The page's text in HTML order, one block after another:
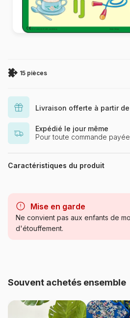
15 pièces
Livraison offerte à partir
Expédié le jour même
Pour toute commande payée
Caractéristiques du produit
Catégorie
Référence
Mise en garde
Ne convient pas aux enfants de
d'étouffement.
Souvent achetés ensemble